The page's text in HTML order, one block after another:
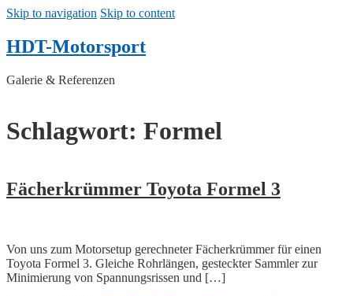
Skip to navigation Skip to content
HDT-Motorsport
Galerie & Referenzen
Schlagwort: Formel
Fächerkrümmer Toyota Formel 3
Von uns zum Motorsetup gerechneter Fächerkrümmer für einen
Toyota Formel 3. Gleiche Rohrlängen, gesteckter Sammler zur
Minimierung von Spannungsrissen und […]